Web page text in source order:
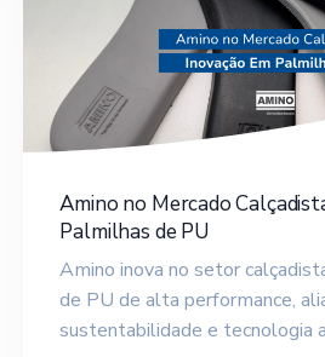
Amino no Mercado
Palmilhas de PU
Amino inova no setor
de PU de alta performance,
sustentabilidade e tecnologia